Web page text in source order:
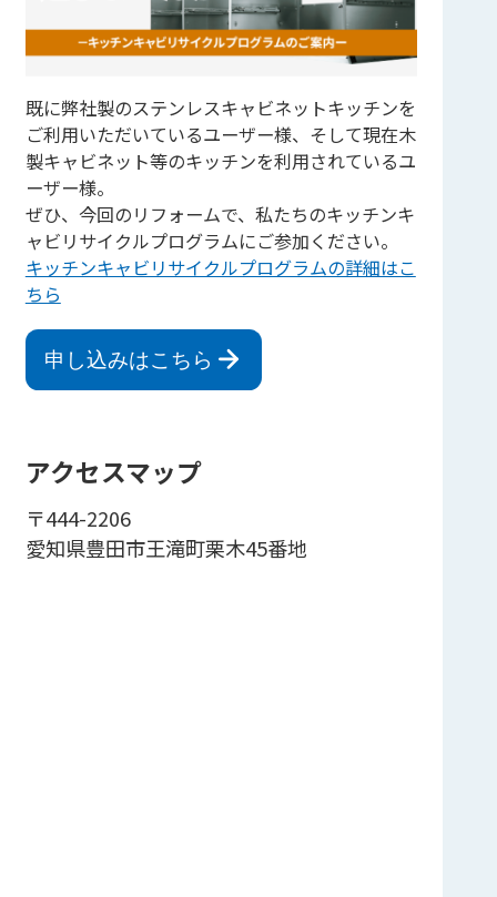
既に弊社製のステンレスキャビネットキッチンを
ご利用いただいているユーザー様、そして現在木
製キャビネット等のキッチンを利用されているユ
ーザー様。
ぜひ、今回のリフォームで、私たちのキッチンキ
ャビリサイクルプログラムにご参加ください。
キッチンキャビリサイクルプログラムの詳細はこ
ちら
申し込みはこちら
アクセスマップ
〒444-2206
愛知県豊田市王滝町栗木45番地